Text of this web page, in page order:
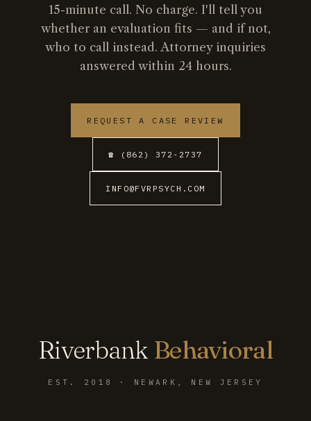
15-minute call. No charge. I'll tell you
whether an evaluation fits — and if not,
who to call instead. Attorney inquiries
answered within 24 hours.
REQUEST A CASE REVIEW
☎ (862) 372-2737
INFO@FVRPSYCH.COM
Riverbank Behavioral
EST. 2018 · NEWARK, NEW JERSEY